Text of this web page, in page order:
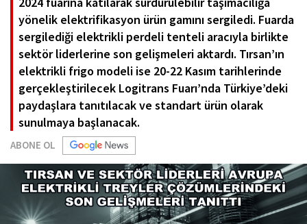
yönelik elektrifikasyon ürün gamını sergiledi. Fuarda
sergilediği elektrikli perdeli tenteli aracıyla birlikte
sektör liderlerine son gelişmeleri aktardı. Tırsan’ın
elektrikli frigo modeli ise 20-22 Kasım tarihlerinde
gerçekleştirilecek Logitrans Fuarı’nda Türkiye’deki
paydaşlara tanıtılacak ve standart ürün olarak
sunulmaya başlanacak.
ABONE OL